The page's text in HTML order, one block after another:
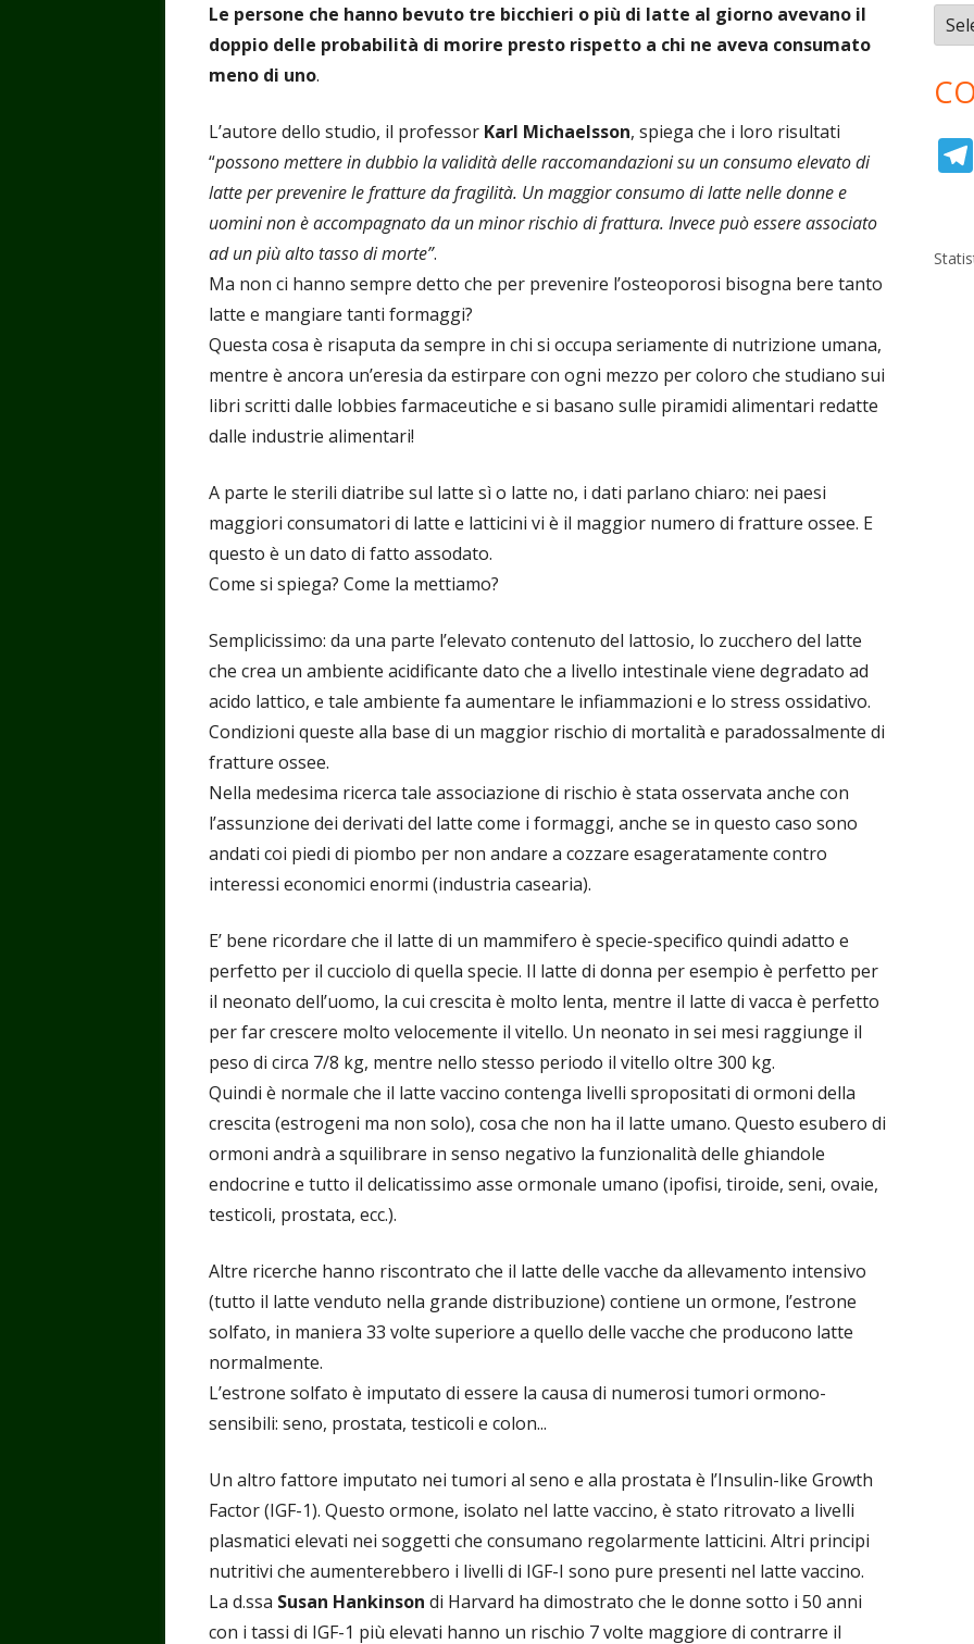
Le persone che hanno bevuto tre bicchieri o più di latte al giorno avevano il
doppio delle probabilità di morire presto rispetto a chi ne aveva consumato
meno di uno.
L’autore dello studio, il professor Karl Michaelsson, spiega che i loro risultati
“possono mettere in dubbio la validità delle raccomandazioni su un consumo elevato di
latte per prevenire le fratture da fragilità. Un maggior consumo di latte nelle donne e
uomini non è accompagnato da un minor rischio di frattura. Invece può essere associato
ad un più alto tasso di morte”.
Ma non ci hanno sempre detto che per prevenire l’osteoporosi bisogna bere tanto
latte e mangiare tanti formaggi?
Questa cosa è risaputa da sempre in chi si occupa seriamente di nutrizione umana,
mentre è ancora un’eresia da estirpare con ogni mezzo per coloro che studiano sui
libri scritti dalle lobbies farmaceutiche e si basano sulle piramidi alimentari redatte
dalle industrie alimentari!
A parte le sterili diatribe sul latte sì o latte no, i dati parlano chiaro: nei paesi
maggiori consumatori di latte e latticini vi è il maggior numero di fratture ossee. E
questo è un dato di fatto assodato.
Come si spiega? Come la mettiamo?
Semplicissimo: da una parte l’elevato contenuto del lattosio, lo zucchero del latte
che crea un ambiente acidificante dato che a livello intestinale viene degradato ad
acido lattico, e tale ambiente fa aumentare le infiammazioni e lo stress ossidativo.
Condizioni queste alla base di un maggior rischio di mortalità e paradossalmente di
fratture ossee.
Nella medesima ricerca tale associazione di rischio è stata osservata anche con
l’assunzione dei derivati del latte come i formaggi, anche se in questo caso sono
andati coi piedi di piombo per non andare a cozzare esageratamente contro
interessi economici enormi (industria casearia).
E’ bene ricordare che il latte di un mammifero è specie-specifico quindi adatto e
perfetto per il cucciolo di quella specie. Il latte di donna per esempio è perfetto per
il neonato dell’uomo, la cui crescita è molto lenta, mentre il latte di vacca è perfetto
per far crescere molto velocemente il vitello. Un neonato in sei mesi raggiunge il
peso di circa 7/8 kg, mentre nello stesso periodo il vitello oltre 300 kg.
Quindi è normale che il latte vaccino contenga livelli spropositati di ormoni della
crescita (estrogeni ma non solo), cosa che non ha il latte umano. Questo esubero di
ormoni andrà a squilibrare in senso negativo la funzionalità delle ghiandole
endocrine e tutto il delicatissimo asse ormonale umano (ipofisi, tiroide, seni, ovaie,
testicoli, prostata, ecc.).
Altre ricerche hanno riscontrato che il latte delle vacche da allevamento intensivo
(tutto il latte venduto nella grande distribuzione) contiene un ormone, l’estrone
solfato, in maniera 33 volte superiore a quello delle vacche che producono latte
normalmente.
L’estrone solfato è imputato di essere la causa di numerosi tumori ormono-
sensibili: seno, prostata, testicoli e colon...
Un altro fattore imputato nei tumori al seno e alla prostata è l’Insulin-like Growth
Factor (IGF-1). Questo ormone, isolato nel latte vaccino, è stato ritrovato a livelli
plasmatici elevati nei soggetti che consumano regolarmente latticini. Altri principi
nutritivi che aumenterebbero i livelli di IGF-I sono pure presenti nel latte vaccino.
La d.ssa Susan Hankinson di Harvard ha dimostrato che le donne sotto i 50 anni
con i tassi di IGF-1 più elevati hanno un rischio 7 volte maggiore di contrarre il